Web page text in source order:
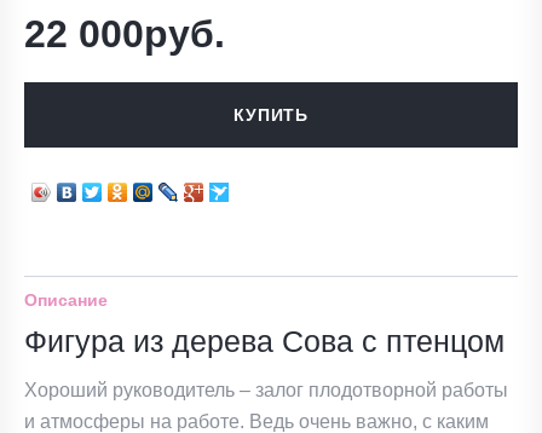
22 000руб.
КУПИТЬ
Описание
Фигура из дерева Сова с птенцом
Хороший руководитель – залог плодотворной работы
и атмосферы на работе. Ведь очень важно, с каким